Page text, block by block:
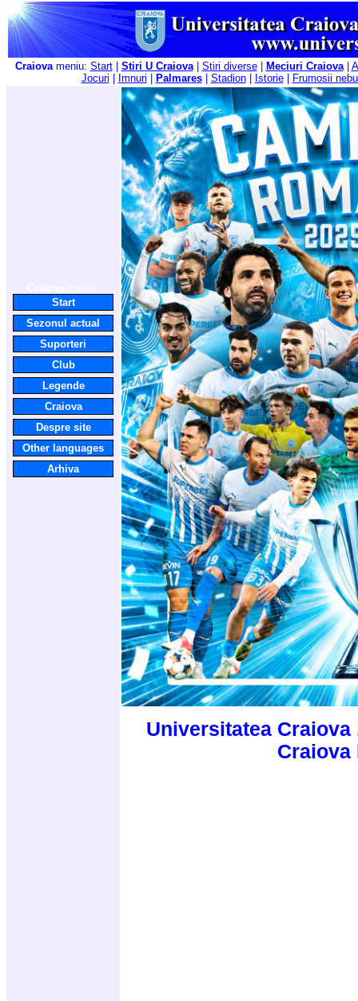
Craiovameniu: Start| Stiri U Craiova| Stiri diverse| Meciuri Craiova|
Jocuri
Imnuri Palmares| Stadion| Istorie| Frumosii
Start
Sezonul actual
Suporteri
Club
Legende
Craiova
Despre site
Other languages
Arhiva
Universitatea
Craiova